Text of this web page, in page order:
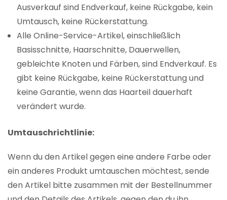
Ausverkauf sind Endverkauf, keine Rückgabe, kein
Umtausch, keine Rückerstattung.
Alle Online-Service-Artikel, einschließlich
Basisschnitte, Haarschnitte, Dauerwellen,
gebleichte Knoten und Färben, sind Endverkauf. Es
gibt keine Rückgabe, keine Rückerstattung und
keine Garantie, wenn das Haarteil dauerhaft
verändert wurde.
Umtauschrichtlinie:
Wenn du den Artikel gegen eine andere Farbe oder
ein anderes Produkt umtauschen möchtest, sende
den Artikel bitte zusammen mit der Bestellnummer